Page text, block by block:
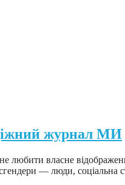
журнал МИ
власне відображення
— люди, соціальна